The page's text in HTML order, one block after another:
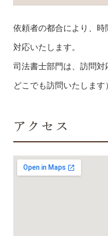
依頼者の都合により、
対応いたします。
司法書士部門は、訪問対
どこでも訪問いたします
アクセス